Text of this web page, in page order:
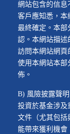
網站包含的信息
客戶應知悉，本
最終確定。本部
認。本網站描述
訪問本網站網頁
使用本網站本部
佈。
B) 風險披露聲明
投資於基金涉及
文件（尤其包括
能帶來獲利機會